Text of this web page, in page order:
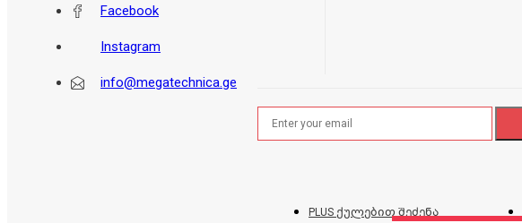
Facebook
Instagram
info@megatechnica.ge
PLUS ქულებით შეძენა